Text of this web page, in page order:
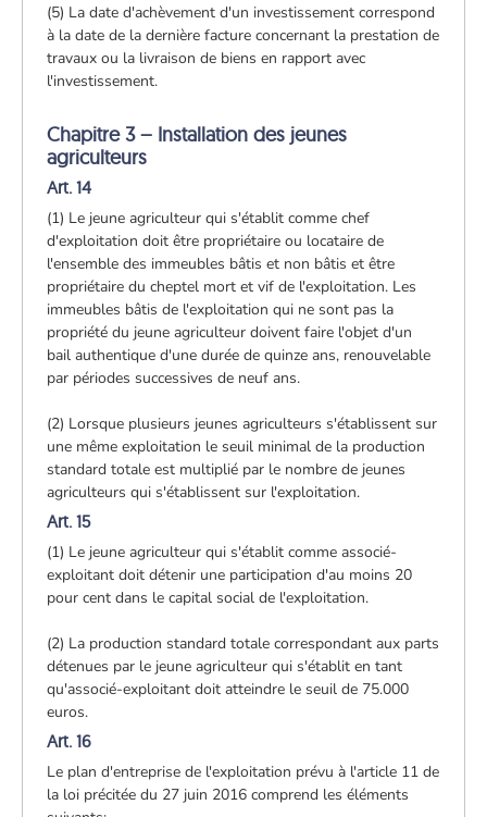
(5) La date d'achèvement d'un investissement correspond
à la date de la dernière facture concernant la prestation de
travaux ou la livraison de biens en rapport avec
l'investissement.
Chapitre 3 – Installation des jeunes
agriculteurs
Art. 14
(1) Le jeune agriculteur qui s'établit comme chef
d'exploitation doit être propriétaire ou locataire de
l'ensemble des immeubles bâtis et non bâtis et être
propriétaire du cheptel mort et vif de l'exploitation. Les
immeubles bâtis de l'exploitation qui ne sont pas la
propriété du jeune agriculteur doivent faire l'objet d'un
bail authentique d'une durée de quinze ans, renouvelable
par périodes successives de neuf ans.
(2) Lorsque plusieurs jeunes agriculteurs s'établissent sur
une même exploitation le seuil minimal de la production
standard totale est multiplié par le nombre de jeunes
agriculteurs qui s'établissent sur l'exploitation.
Art. 15
(1) Le jeune agriculteur qui s'établit comme associé-
exploitant doit détenir une participation d'au moins 20
pour cent dans le capital social de l'exploitation.
(2) La production standard totale correspondant aux parts
détenues par le jeune agriculteur qui s'établit en tant
qu'associé-exploitant doit atteindre le seuil de 75.000
euros.
Art. 16
Le plan d'entreprise de l'exploitation prévu à l'article 11 de
la loi précitée du 27 juin 2016 comprend les éléments